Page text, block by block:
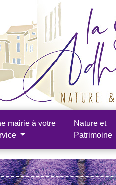
mairie à votre
Nature et
Patrimoine